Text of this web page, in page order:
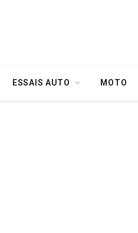
ESSAIS AUTO MOTO